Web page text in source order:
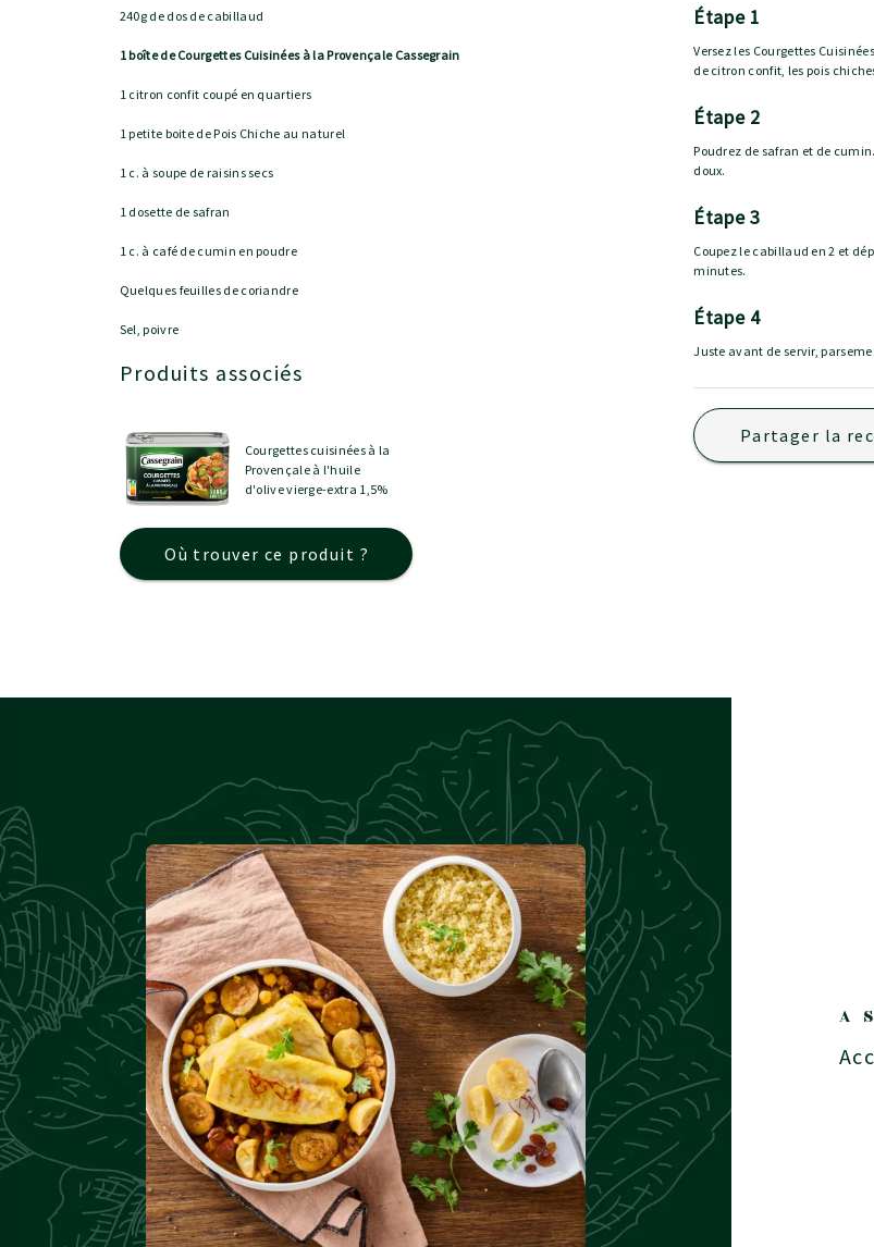
240g de dos de cabillaud
1 boîte de Courgettes Cuisinées à la Provençale Cassegrain
1 citron confit coupé en quartiers
1 petite boite de Pois Chiche au naturel
1 c. à soupe de raisins secs
1 dosette de safran
1 c. à café de cumin en poudre
Quelques feuilles de coriandre
Sel, poivre
Produits associés
Courgettes cuisinées à la
Provençale à l'huile
d'olive vierge-extra 1,5%
Où trouver ce produit ?
étape 1
Versez les Courgettes
de citron confit, les pois
étape 2
Poudrez de safran et de
doux.
étape 3
Coupez le cabillaud en 2 et
minutes.
étape 4
Juste avant de servir,
Partager la